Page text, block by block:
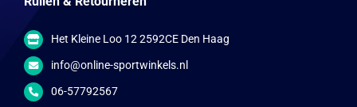
Het Kleine Loo 12 2592CE Den Haag
info@online-sportwinkels.nl
06-57792567